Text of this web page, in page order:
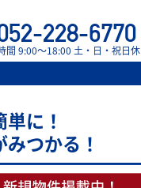
228-6770
間 9:00〜18:00 土・日・祝日休
に！
つかる！